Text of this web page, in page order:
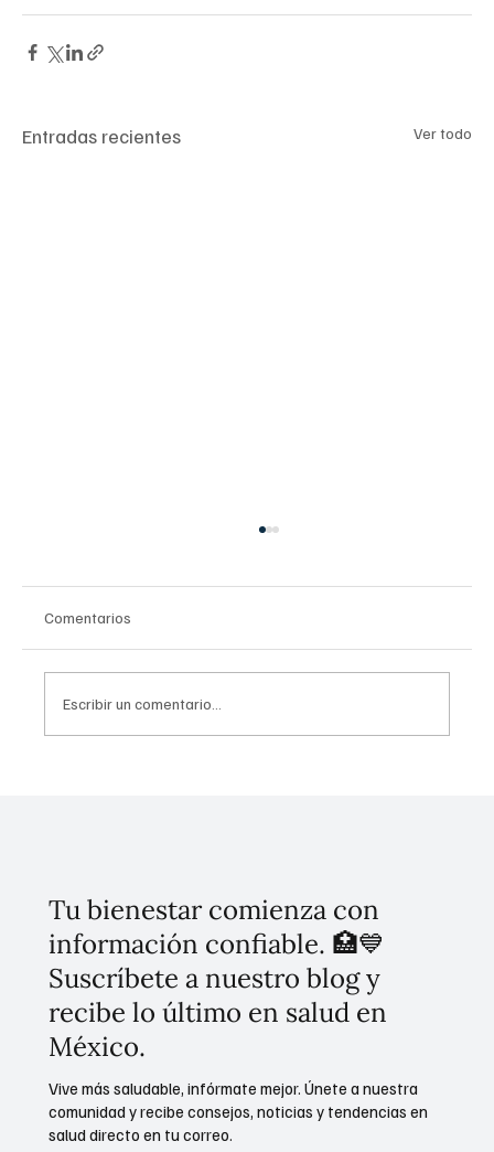
Entradas recientes Ver todo
Comentarios
Escribir un comentario...
Tu bienestar comienza con
información confiable. 🏥💙
Suscríbete a nuestro blog y
recibe lo último en salud en
México.
Vive más saludable, infórmate mejor. Únete a nuestra
comunidad y recibe consejos, noticias y tendencias en
salud directo en tu correo.